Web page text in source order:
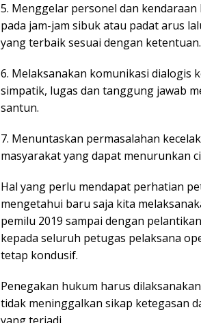
5. Menggelar personel dan
pada jam-jam sibuk atau padat arus
yang terbaik sesuai dengan ketentuan.
6. Melaksanakan komunikasi dialogis
simpatik, lugas dan tanggung jawab
santun.
7. Menuntaskan permasalahan
masyarakat yang dapat menurunkan
Hal yang perlu mendapat perhatian
mengetahui baru saja kita
pemilu 2019 sampai dengan
kepada seluruh petugas pelaksana
tetap kondusif.
Penegakan hukum harus
tidak meninggalkan sikap ketegasan